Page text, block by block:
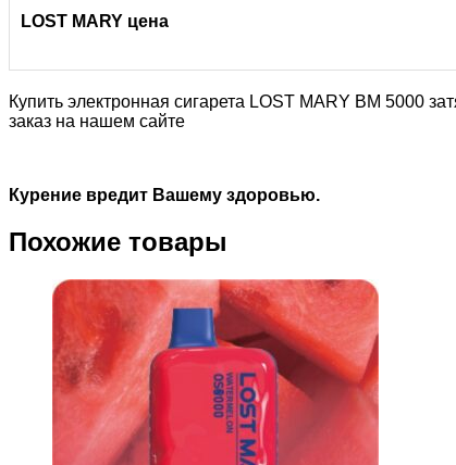
LOST MARY цена
Купить электронная сигарета LOST MARY BM
заказ на нашем сайте
Курение вредит Вашему здоровью.
Похожие товары